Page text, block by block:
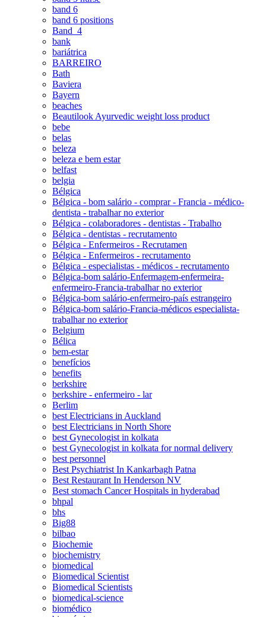
band 6
band 6 positions
Band_4
bank
bariátrica
BARREIRO
Bath
Baviera
Bayern
beaches
Beautilook Ayurvedic weight loss product
bebe
belas
beleza
beleza e bem estar
belfast
belgia
Bélgica
Bélgica - bom salário - comprar - Francia - médico-
dentista - trabalhar no exterior
Bélgica - colaboradores - dentistas - Trabalho
Bélgica - dentistas - recrutamento
Bélgica - Enfermeiros - Recrutamen
Bélgica - Enfermeiros - recrutamento
Bélgica - especialistas - médicos - recrutamento
Bélgica-bom salário-Enfermagem-enfermeira-
enfermeiro-Francia-trabalhar no exterior
Bélgica-bom salário-enfermeiro-país estrangeiro
Bélgica-bom salário-Francia-médicos especialista-
trabalhar no exterior
Belgium
Bélica
bem-estar
benefícios
benefits
berkshire
berkshire - enfermeiro - lar
Berlim
best Electricians in Auckland
best Electricians in North Shore
best Gynecologist in kolkata
best Gynecologist in kolkata for normal delivery
best personnel
Best Psychiatrist In Kankarbagh Patna
Best Restaurant In Henderson NV
Best stomach Cancer Hospitals in hyderabad
bhpal
bhs
Big88
bilbao
Biochemie
biochemistry
biomedical
Biomedical Scientist
Biomedical Scientists
biomedical-science
biomédico